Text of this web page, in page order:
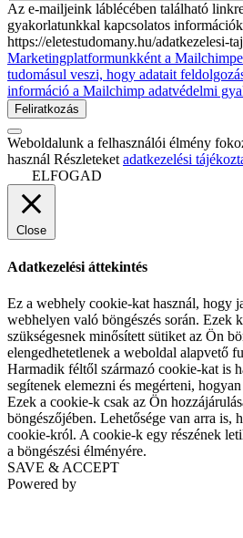
Az e-mailjeink láblécében található
gyakorlatunkkal kapcsolatos
https://eletestudomany.hu/adatkezelesi-
Marketingplatformunkként a
tudomásul veszi, hogy adatait
információ a Mailchimp adatvédelmi
Weboldalunk a felhasználói élmény
használ Részleteket adatkezelési
ELFOGAD
Close
Adatkezelési áttekintés
Ez a webhely cookie-kat használ, hogy
webhelyen való böngészés során. Ezek
szükségesnek minősített sütiket az Ön
elengedhetetlenek a weboldal alapvető
Harmadik féltől származó cookie-kat is
segítenek elemezni és megérteni,
Ezek a cookie-k csak az Ön
böngészőjében. Lehetősége van arra is,
cookie-król. A cookie-k egy részének
a böngészési élményére.
SAVE & ACCEPT
Powered by